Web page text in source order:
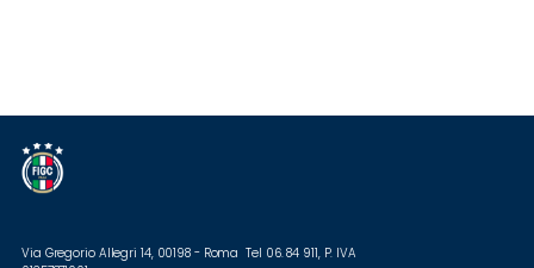
Via Gregorio Allegri 14, 00198 - Roma Tel 06. 84 911, P. IVA